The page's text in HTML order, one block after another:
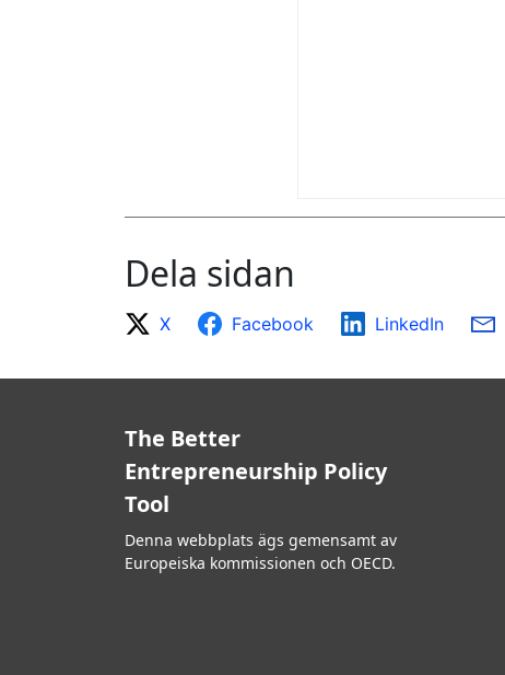
Dela sidan
X Facebook LinkedIn
The Better
Entrepreneurship Policy
Tool
Denna webbplats ägs gemensamt av
Europeiska kommissionen och OECD.